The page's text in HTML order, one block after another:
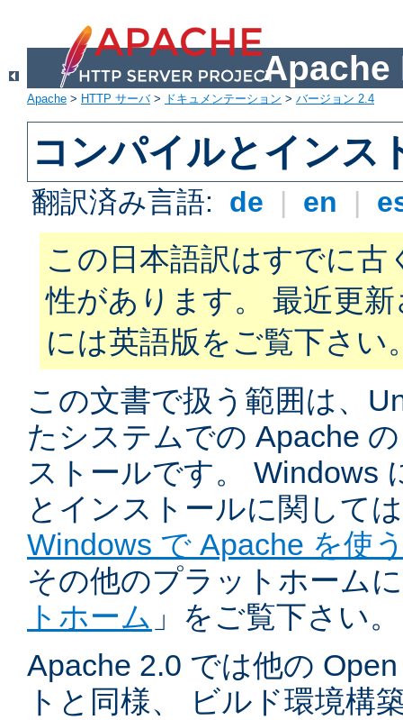
Apache
Apache > HTTP サーバ> ドキュメンテーション > バージョン 2.4
コンパイルとインス
翻訳済み言語: de | en |
この日本語訳はすでに古
性があります。 最近更
には英語版をご覧下さい
この文書で扱う範囲は、
たシステムでの Apache
ストールです。 Windows
とインストールに関して
Windows で Apache を使
その他のプラットホーム
トホーム 」をご覧下さい。
Apache 2.0 では他の
トと同様、 ビルド環境構